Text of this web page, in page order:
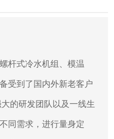
杆式冷水机组、模温
受到了国内外新老客户
的研发团队以及一线生
同需求，进行量身定